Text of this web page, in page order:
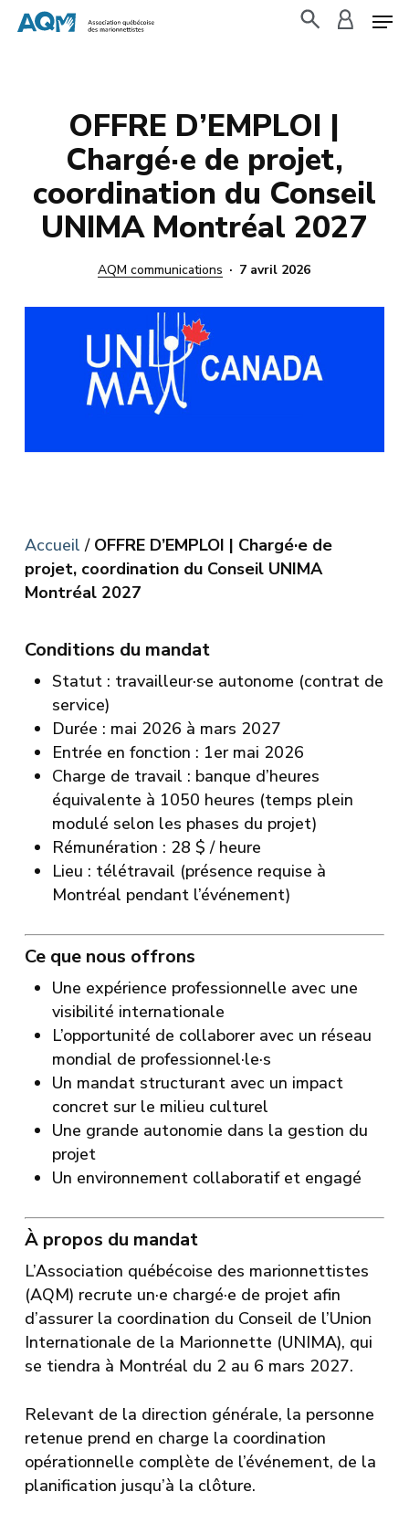
Skip
OFFRE D’EMPLOI |
Chargé·e de projet,
coordination du Conseil
UNIMA Montréal 2027
AQM communications 7 avril 2026
Accueil / OFFRE D’EMPLOI | Chargé·e de
projet, coordination du Conseil UNIMA
Montréal 2027
Conditions du mandat
Statut : travailleur·se autonome (contrat de
service)
Durée : mai 2026 à mars 2027
Entrée en fonction : 1er mai 2026
Charge de travail : banque d’heures
équivalente à 1050 heures (temps plein
modulé selon les phases du projet)
Rémunération : 28 $ / heure
Lieu : télétravail (présence requise à
Montréal pendant l’événement)
Ce que nous offrons
Une expérience professionnelle avec une
visibilité internationale
L’opportunité de collaborer avec un réseau
mondial de professionnel·le·s
Un mandat structurant avec un impact
concret sur le milieu culturel
Une grande autonomie dans la gestion du
projet
Un environnement collaboratif et engagé
À propos du mandat
L’Association québécoise des marionnettistes
(AQM) recrute un·e chargé·e de projet afin
d’assurer la coordination du Conseil de l’Union
Internationale de la Marionnette (UNIMA), qui
se tiendra à Montréal du 2 au 6 mars 2027.
Relevant de la direction générale, la personne
retenue prend en charge la coordination
opérationnelle complète de l’événement, de la
planification jusqu’à la clôture.